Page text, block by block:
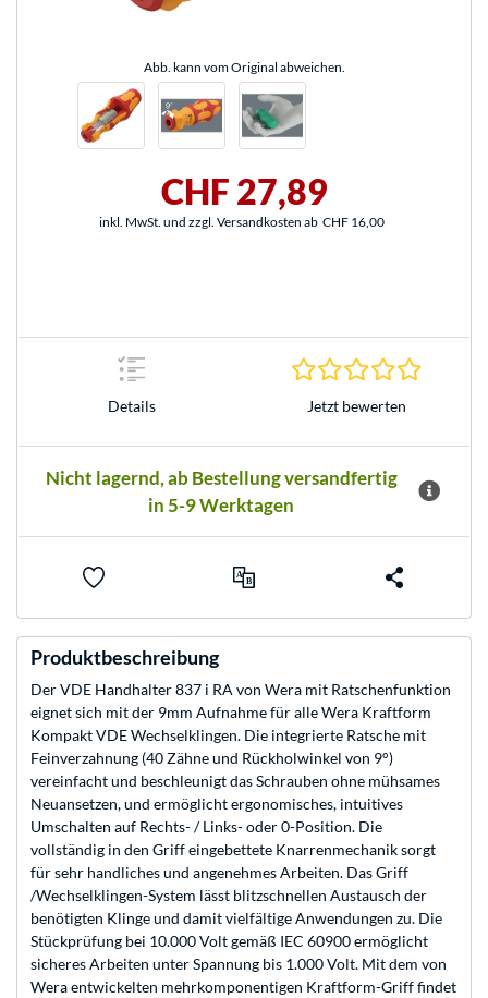
Abb. kann vom Original abweichen.
CHF 27,89
inkl. MwSt. und zzgl. Versandkosten ab CHF 16,00
Details Jetzt bewerten
Nicht lagernd, ab Bestellung versandfertig
in 5-9 Werktagen
Produktbeschreibung
Der VDE Handhalter 837 i RA von Wera mit Ratschenfunktion
eignet sich mit der 9mm Aufnahme für alle Wera Kraftform
Kompakt VDE Wechselklingen. Die integrierte Ratsche mit
Feinverzahnung (40 Zähne und Rückholwinkel von 9°)
vereinfacht und beschleunigt das Schrauben ohne mühsames
Neuansetzen, und ermöglicht ergonomisches, intuitives
Umschalten auf Rechts- / Links- oder 0-Position. Die
vollständig in den Griff eingebettete Knarrenmechanik sorgt
für sehr handliches und angenehmes Arbeiten. Das Griff
/Wechselklingen-System lässt blitzschnellen Austausch der
benötigten Klinge und damit vielfältige Anwendungen zu. Die
Stückprüfung bei 10.000 Volt gemäß IEC 60900 ermöglicht
sicheres Arbeiten unter Spannung bis 1.000 Volt. Mit dem von
Wera entwickelten mehrkomponentigen Kraftform-Griff findet